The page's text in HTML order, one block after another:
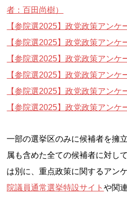
者：百田尚樹）
【参院選2025】政党政策アンケ
【参院選2025】政党政策アンケ
【参院選2025】政党政策アンケ
【参院選2025】政党政策アンケ
【参院選2025】政党政策アンケ
【参院選2025】政党政策アンケ
一部の選挙区のみに候補者を擁
属も含めた全ての候補者に対し
は別に、重点政策に関するアン
院議員通常選挙特設サイトや関